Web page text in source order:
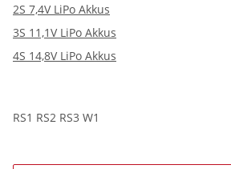
2S 7,4V LiPo Akkus
3S 11,1V LiPo Akkus
4S 14,8V LiPo Akkus
RS1 RS2 RS3 W1